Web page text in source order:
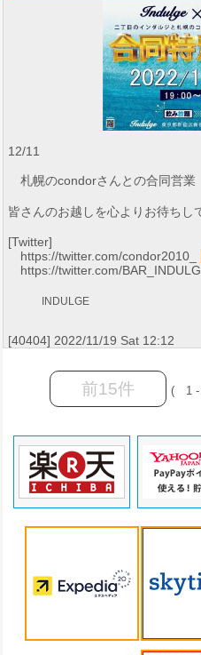
12/11
札幌のcondorさんとの合同営業
皆さんのお越しを心よりお待ち
[Twitter]
https://twitter.com/condor2010_
https://twitter.com/
INDULGE
[40404] 2022/11/19 Sat 12:12
前15件 ( 1